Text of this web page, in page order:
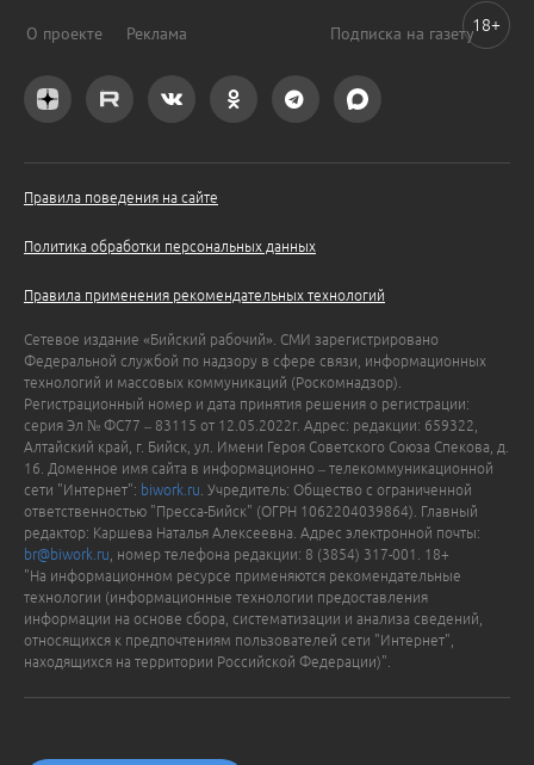
О проекте Реклама Подписка на газету
Правила поведения на сайте
Политика обработки персональных данных
Правила применения рекомендательных технологий
Сетевое издание «Бийский рабочий». СМИ зарегистрировано
Федеральной службой по надзору в сфере связи, информационных
технологий и массовых коммуникаций (Роскомнадзор).
Регистрационный номер и дата принятия решения о регистрации:
серия Эл № ФС77 – 83115 от 12.05.2022г. Адрес: редакции: 659322,
Алтайский край, г. Бийск, ул. Имени Героя Советского Союза Спекова, д.
16. Доменное имя сайта в информационно – телекоммуникационной
сети "Интернет": biwork.ru . Учредитель: Общество с ограниченной
ответственностью "Пресса-Бийск" (ОГРН 1062204039864). Главный
редактор: Каршева Наталья Алексеевна. Адрес электронной почты:
br@biwork.ru , номер телефона редакции: 8 (3854) 317-001. 18+
"На информационном ресурсе применяются рекомендательные
технологии (информационные технологии предоставления
информации на основе сбора, систематизации и анализа сведений,
относящихся к предпочтениям пользователей сети "Интернет",
находящихся на территории Российской Федерации)".
18+